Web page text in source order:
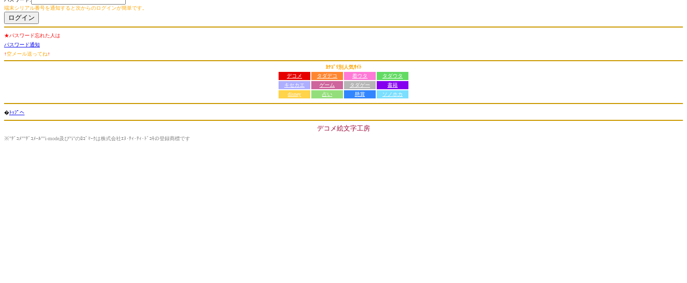
端末シリアル番号を通知すると次からのログインが簡単です。
★パスワード忘れた人は
パスワード通知
↑空メール送ってね↑
ｶﾃｺﾞﾘ別人気ｻｲﾄ
デコメ
タダデコ 着ウタ
タダウタ
キセカエ
ゲーム タダゲー
書籍
disney
占い 懸賞 ソノホカ
�ﾄｯﾌﾟへ
デコメ絵文字工房
※"ﾃﾞｺﾒ""ﾃﾞｺﾒｰﾙ""i-mode及び"i"のﾛｺﾞﾏｰｸは株式会社ｴﾇ･ﾃｨ･ﾃｨ･ﾄﾞｺﾓの登録商標です